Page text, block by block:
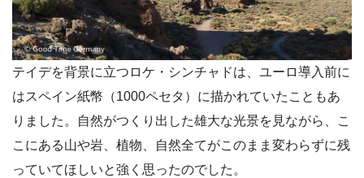
テイデを背景に立つロケ・シンチャドは、ユーロ導入前に
はスペイン紙幣（1000ペセタ）に描かれていたこともあ
りました。自然がつくり出した雄大な光景を見ながら、こ
こにある山や岩、植物、自然全てがこのまま変わらずに残
っていてほしいと強く思ったのでした。